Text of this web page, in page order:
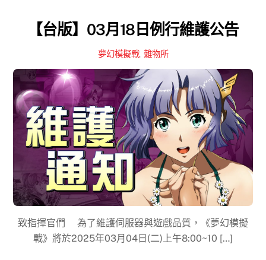
【台版】03月18日例行維護公告
夢幻模擬戰, 雜物所
致指揮官們 為了維護伺服器與遊戲品質，《夢幻模擬
戰》將於2025年03月04日(二)上午8:00~10 […]